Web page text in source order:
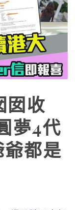
囡收
夢4代
都是